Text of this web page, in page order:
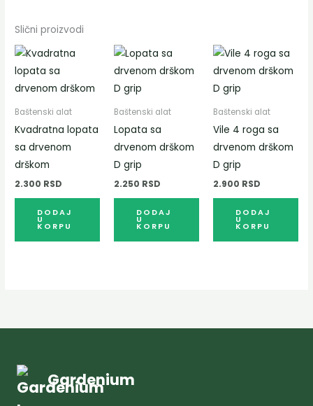
Slični proizvodi
Baštenski alat
Kvadratna lopata
sa drvenom
drškom
2.300 RSD
DODAJ
U
KORPU
Baštenski alat
Lopata sa
drvenom drškom
D grip
2.250 RSD
DODAJ
U
KORPU
Baštenski alat
Vile 4 roga sa
drvenom drškom
D grip
2.900 RSD
DODAJ
U
KORPU
Gardenium